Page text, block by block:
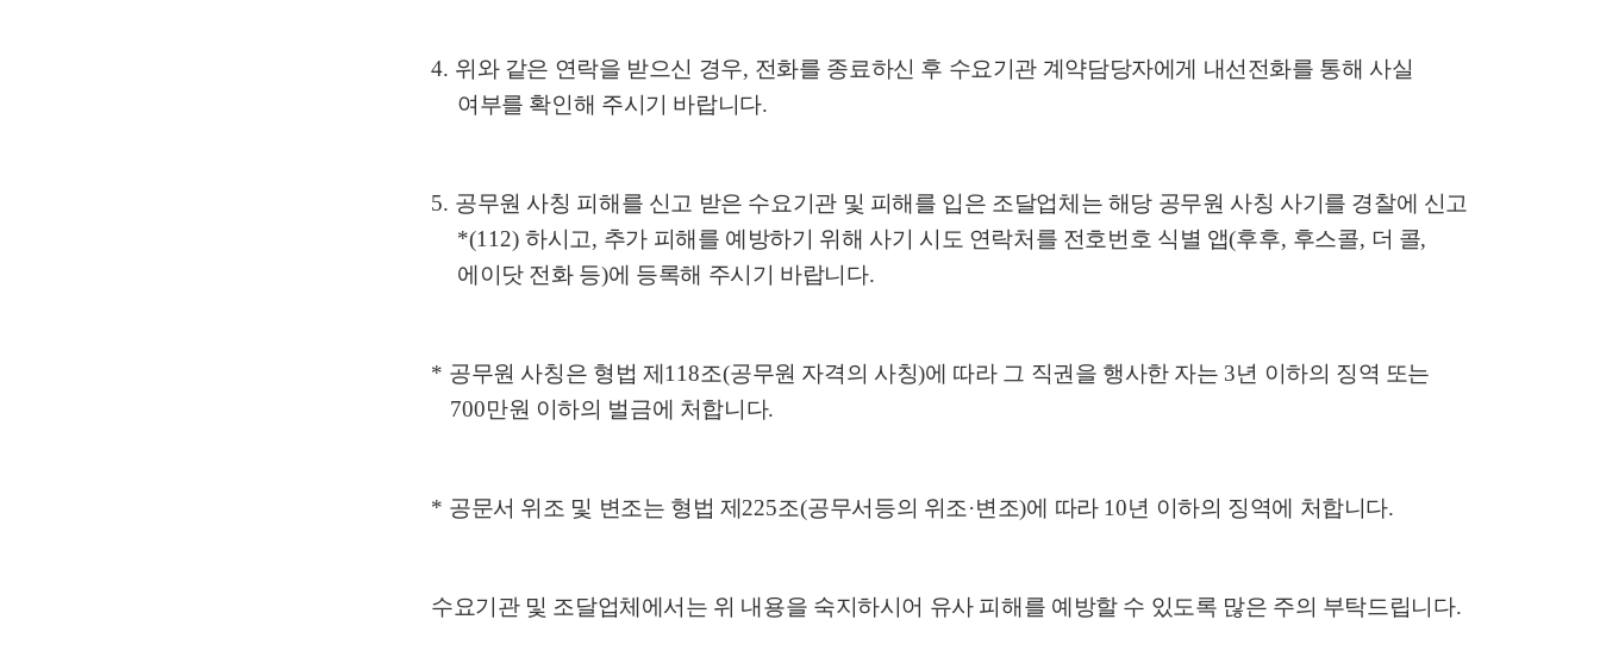
4. 위와 같은 연락을 받으신 경우, 전화를 종료하신 후 수요기관 계약담당자에게 내선전화를 통해 사실
여부를 확인해 주시기 바랍니다.
5. 공무원 사칭 피해를 신고 받은 수요기관 및 피해를 입은 조달업체는 해당 공무원 사칭 사기를 경찰에 신고
*(112) 하시고, 추가 피해를 예방하기 위해 사기 시도 연락처를 전호번호 식별 앱(후후, 후스콜, 더 콜,
에이닷 전화 등)에 등록해 주시기 바랍니다.
* 공무원 사칭은 형법 제 118조(공무원 자격의 사칭)에 따라 그 직권을 행사한 자는 3년 이하의 징역 또는
700만원 이하의 벌금에 처합니다.
* 공문서 위조 및 변조는 형법 제 225조(공무서등의 위조·변조)에 따라 10년 이하의 징역에 처합니다.
수요기관 및 조달업체에서는 위 내용을 숙지하시어 유사 피해를 예방할 수 있도록 많은 주의 부탁드립니다.